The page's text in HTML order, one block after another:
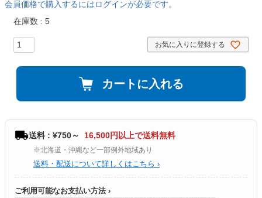
会員価格で購入するにはログインが必要です。
在庫数
5
お気に入りに登録する
カートに入れる
送料 : ¥750～ 16,500円以上で送料無料
※北海道・沖縄など一部例外地域あり
送料・配送について詳しくはこちら ›
ご利用可能なお支払い方法 ›